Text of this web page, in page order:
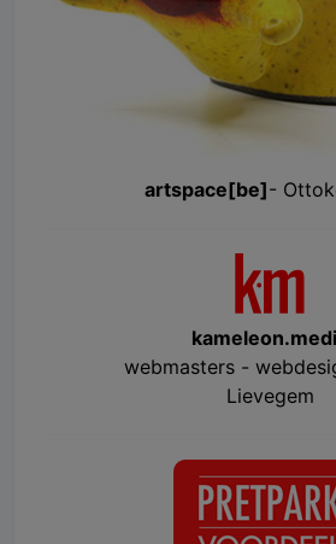
artspace[be]-
webmasters -
Lievegem